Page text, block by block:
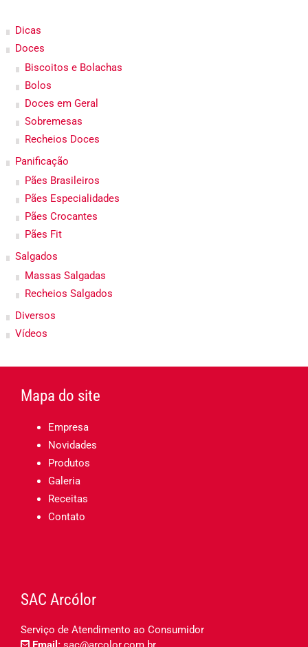
Dicas
Doces
Biscoitos e Bolachas
Bolos
Doces em Geral
Sobremesas
Recheios Doces
Panificação
Pães Brasileiros
Pães Especialidades
Pães Crocantes
Pães Fit
Salgados
Massas Salgadas
Recheios Salgados
Diversos
Vídeos
Mapa do site
Empresa
Novidades
Produtos
Galeria
Receitas
Contato
SAC Arcólor
Serviço de Atendimento ao Consumidor